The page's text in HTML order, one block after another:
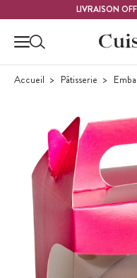
LIVRAISON
Accueil Pâtisserie